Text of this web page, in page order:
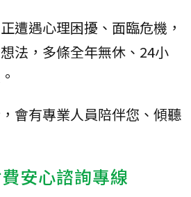
遭遇心理困擾、面臨危機，
法，多條全年無休、24小
會有專業人員陪伴您、傾聽
安心諮詢專線